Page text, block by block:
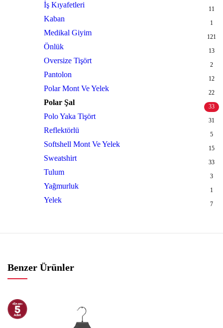
İş Kıyafetleri 11
Kaban 1
Medikal Giyim 121
Önlük 13
Oversize Tişört 2
Pantolon 12
Polar Mont Ve Yelek 22
Polar Şal 33
Polo Yaka Tişört 31
Reflektörlü 5
Softshell Mont Ve Yelek 15
Sweatshirt 33
Tulum 3
Yağmurluk 1
Yelek 7
Benzer Ürünler